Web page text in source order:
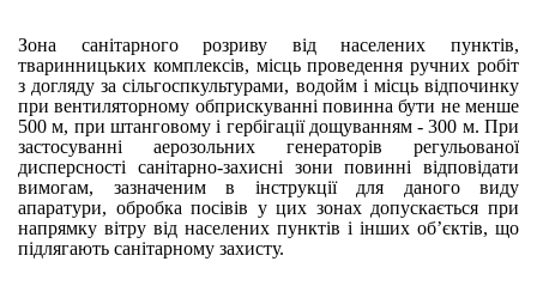
Зона санітарного розриву від населених пунктів,
тваринницьких комплексів, місць проведення ручних робіт
з догляду за сільгоспкультурами, водойм і місць відпочинку
при вентиляторному обприскуванні повинна бути не менше
500 м, при штанговому і гербігації дощуванням - 300 м. При
застосуванні аерозольних генераторів регульованої
дисперсності санітарно-захисні зони повинні відповідати
вимогам, зазначеним в інструкції для даного виду
апаратури, обробка посівів у цих зонах допускається при
напрямку вітру від населених пунктів і інших об’єктів, що
підлягають санітарному захисту.